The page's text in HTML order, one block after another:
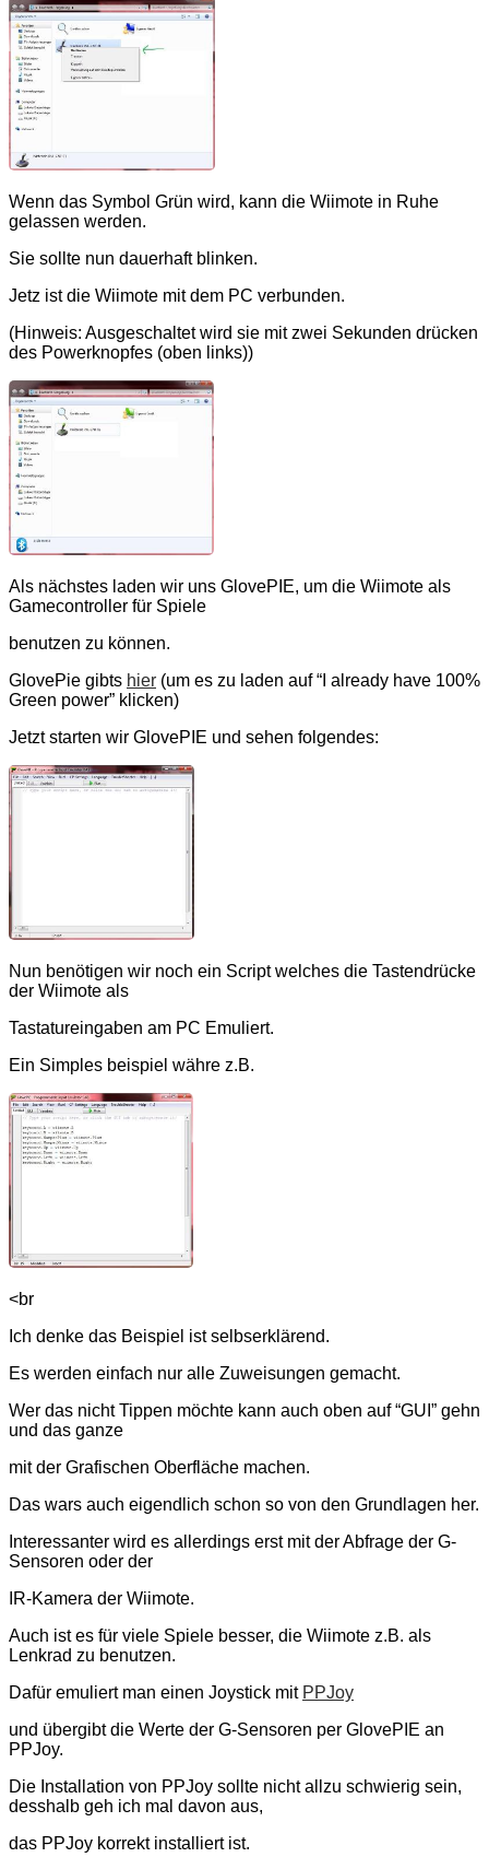
Wenn das Symbol Grün wird, kann die Wiimote in Ruhe
gelassen werden.
Sie sollte nun dauerhaft blinken.
Jetz ist die Wiimote mit dem PC verbunden.
(Hinweis: Ausgeschaltet wird sie mit zwei Sekunden drücken
des Powerknopfes (oben links))
Als nächstes laden wir uns GlovePIE, um die Wiimote als
Gamecontroller für Spiele
benutzen zu können.
GlovePie gibts hier (um es zu laden auf “I already have 100%
Green power” klicken)
Jetzt starten wir GlovePIE und sehen folgendes:
Nun benötigen wir noch ein Script welches die Tastendrücke
der Wiimote als
Tastatureingaben am PC Emuliert.
Ein Simples beispiel währe z.B.
<br
Ich denke das Beispiel ist selbserklärend.
Es werden einfach nur alle Zuweisungen gemacht.
Wer das nicht Tippen möchte kann auch oben auf “GUI” gehn
und das ganze
mit der Grafischen Oberfläche machen.
Das wars auch eigendlich schon so von den Grundlagen her.
Interessanter wird es allerdings erst mit der Abfrage der G-
Sensoren oder der
IR-Kamera der Wiimote.
Auch ist es für viele Spiele besser, die Wiimote z.B. als
Lenkrad zu benutzen.
Dafür emuliert man einen Joystick mit PPJoy
und übergibt die Werte der G-Sensoren per GlovePIE an
PPJoy.
Die Installation von PPJoy sollte nicht allzu schwierig sein,
desshalb geh ich mal davon aus,
das PPJoy korrekt installiert ist.